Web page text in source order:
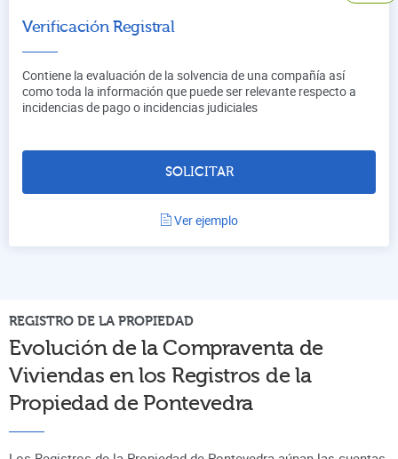
Verificación Registral
Contiene la evaluación de la solvencia de una compañía así
como toda la información que puede ser relevante respecto a
incidencias de pago o incidencias judiciales
SOLICITAR
Ver ejemplo
REGISTRO DE LA PROPIEDAD
Evolución de la Compraventa de
Viviendas en los Registros de la
Propiedad de Pontevedra